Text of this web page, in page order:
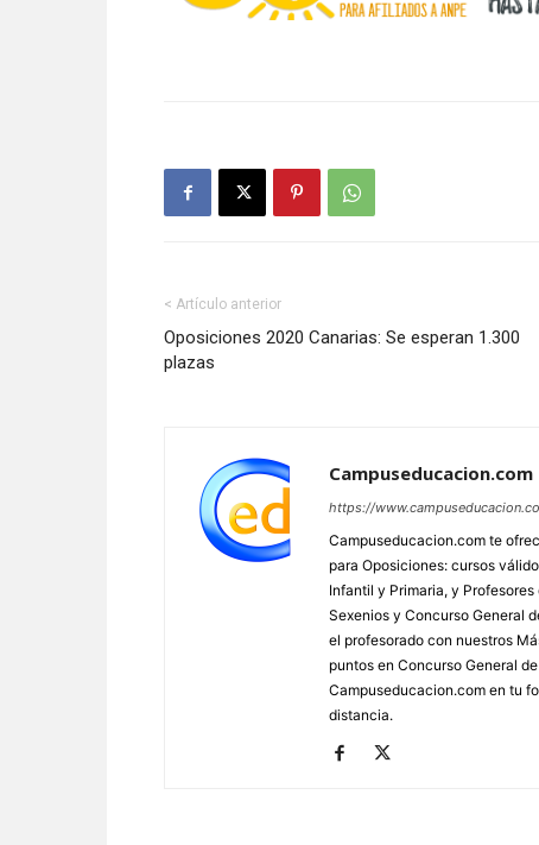
< Artículo anterior
Oposiciones 2020 Canarias: Se esperan 1.300
plazas
Campuseducacion.com
https://
Campuseducacion.com te
para Oposiciones: cursos
Infantil y Primaria, y
Sexenios y Concurso General
el profesorado con nuestros
puntos en Concurso General
Campuseducacion.com en tu
distancia.